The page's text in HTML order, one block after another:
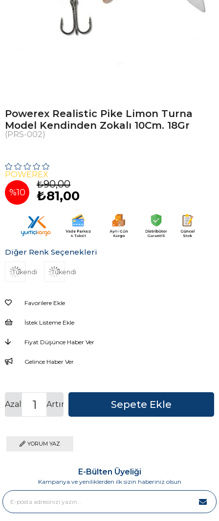
Powerex Realistic Pike Limon Turna
Model Kendinden Zokalı 10Cm. 18Gr
(PRS-002)
POWEREX
%10
İndirim
₺90,00
₺81,00
Diğer Renk Seçenekleri
Tükendi Tükendi
Favorilere Ekle
İstek Listeme Ekle
Fiyat Düşünce Haber Ver
Gelince Haber Ver
Artır
Azalt
YORUM YAZ
E-Bülten Üyeliği
Kampanya ve yeniliklerden ilk sizin haberiniz olsun